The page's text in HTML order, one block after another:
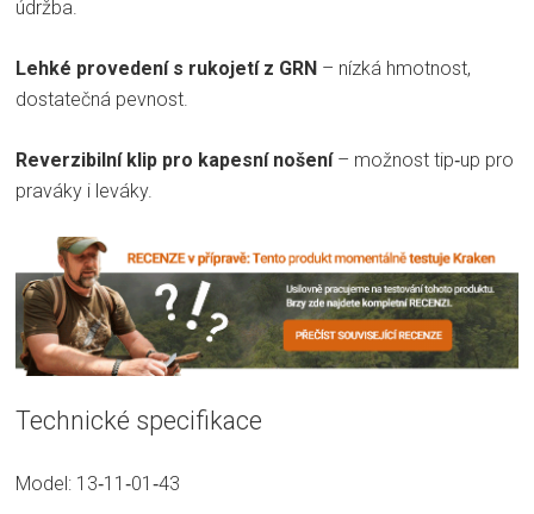
údržba.
Lehké provedení s rukojetí z GRN – nízká hmotnost,
dostatečná pevnost.
Reverzibilní klip pro kapesní nošení– možnost tip‑up pro
praváky i leváky.
Technické specifikace
Model: 13‑11‑01‑43